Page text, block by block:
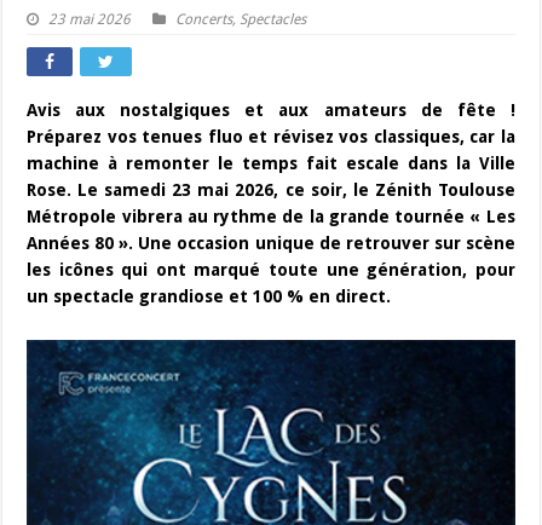
23 mai 2026 Concerts, Spectacles
Avis aux nostalgiques et aux amateurs de fête !
Préparez vos tenues fluo et révisez vos classiques, car la
machine à remonter le temps fait escale dans la Ville
Rose. Le samedi 23 mai 2026, ce soir, le Zénith Toulouse
Métropole vibrera au rythme de la grande tournée « Les
Années 80 ». Une occasion unique de retrouver sur scène
les icônes qui ont marqué toute une génération, pour
un spectacle grandiose et 100 % en direct.